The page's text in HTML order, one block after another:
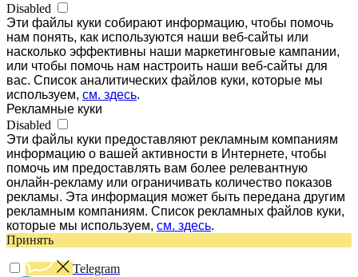
Disabled
Эти файлы куки собирают информацию, чтобы помочь
нам понять, как используются наши веб-сайты или
насколько эффективны наши маркетинговые кампании,
или чтобы помочь нам настроить наши веб-сайты для
вас. Список аналитических файлов куки, которые мы
используем, см. здесь.
Рекламные куки
Disabled
Эти файлы куки предоставляют рекламным компаниям
информацию о вашей активности в Интернете, чтобы
помочь им предоставлять вам более релевантную
онлайн-рекламу или ограничивать количество показов
рекламы. Эта информация может быть передана другим
рекламным компаниям. Список рекламных файлов куки,
которые мы используем, см. здесь.
Принять
Telegram